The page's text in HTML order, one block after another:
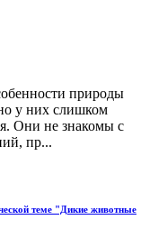
природы
у них слишком
Они не знакомы с
пр...
теме "Дикие животные